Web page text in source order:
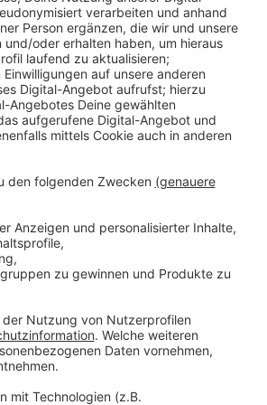
einen vorhergegangenen Streit soll der
auf seinen 33jährigen Bruder
und wurde anschließend laut
er erlitt lebensgefährliche
muss sich der 23jährige
zum Thema: